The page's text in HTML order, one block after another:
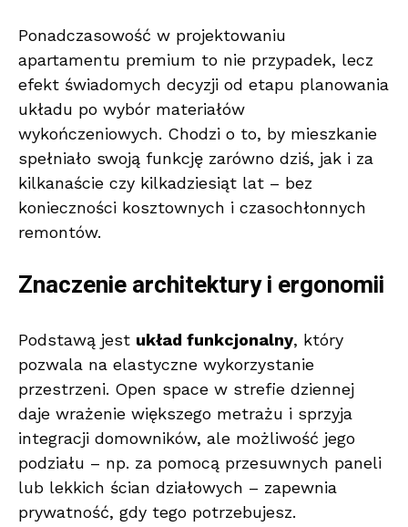
Ponadczasowość w projektowaniu
apartamentu premium to nie przypadek, lecz
efekt świadomych decyzji od etapu planowania
układu po wybór materiałów
wykończeniowych. Chodzi o to, by mieszkanie
spełniało swoją funkcję zarówno dziś, jak i za
kilkanaście czy kilkadziesiąt lat – bez
konieczności kosztownych i czasochłonnych
remontów.
Znaczenie architektury i ergonomii
Podstawą jest układ funkcjonalny, który
pozwala na elastyczne wykorzystanie
przestrzeni. Open space w strefie dziennej
daje wrażenie większego metrażu i sprzyja
integracji domowników, ale możliwość jego
podziału – np. za pomocą przesuwnych paneli
lub lekkich ścian działowych – zapewnia
prywatność, gdy tego potrzebujesz.